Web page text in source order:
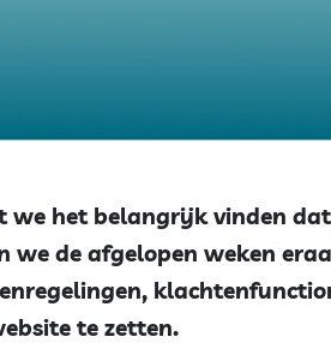
we het belangrijk vinden
we de afgelopen weken
te zetten.